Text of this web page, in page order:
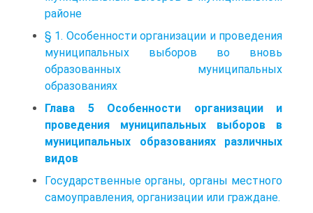
районе
§ 1. Особенности организации и проведения
муниципальных выборов во вновь
образованных муниципальных
образованиях
Глава 5 Особенности организации и
проведения муниципальных выборов в
муниципальных образованиях различных
видов
Государственные органы, органы местного
самоуправления, организации или граждане.